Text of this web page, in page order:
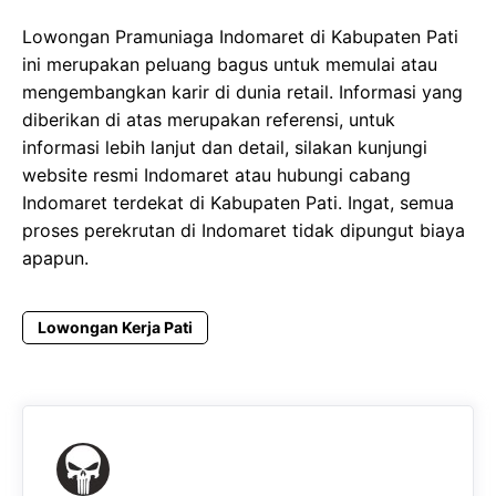
Lowongan Pramuniaga Indomaret di Kabupaten Pati
ini merupakan peluang bagus untuk memulai atau
mengembangkan karir di dunia retail. Informasi yang
diberikan di atas merupakan referensi, untuk
informasi lebih lanjut dan detail, silakan kunjungi
website resmi Indomaret atau hubungi cabang
Indomaret terdekat di Kabupaten Pati. Ingat, semua
proses perekrutan di Indomaret tidak dipungut biaya
apapun.
Lowongan Kerja Pati